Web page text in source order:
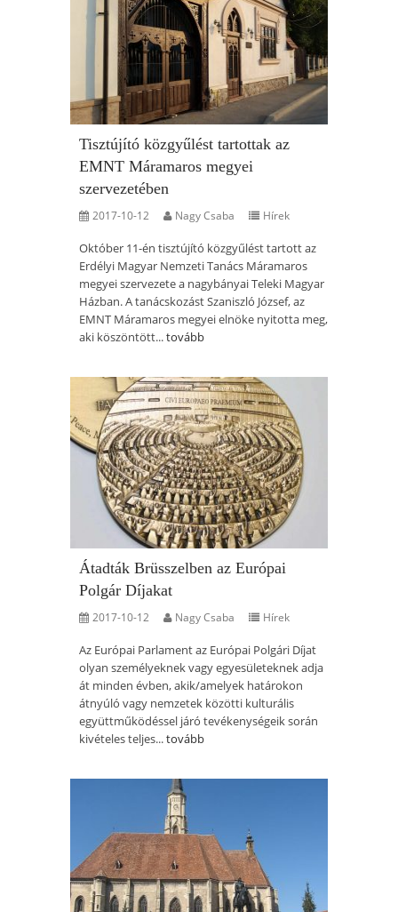
Tisztújító közgyűlést tartottak az
EMNT Máramaros megyei
szervezetében
2017-10-12 Nagy Csaba Hírek
Október 11-én tisztújító közgyűlést tartott az
Erdélyi Magyar Nemzeti Tanács Máramaros
megyei szervezete a nagybányai Teleki Magyar
Házban. A tanácskozást Szaniszló József, az
EMNT Máramaros megyei elnöke nyitotta meg,
aki köszöntött...tovább
Átadták Brüsszelben az Európai
Polgár Díjakat
2017-10-12 Nagy Csaba Hírek
Az Európai Parlament az Európai Polgári Díjat
olyan személyeknek vagy egyesületeknek adja
át minden évben, akik/amelyek határokon
átnyúló vagy nemzetek közötti kulturális
együttműködéssel járó tevékenységeik során
kivételes teljes...tovább